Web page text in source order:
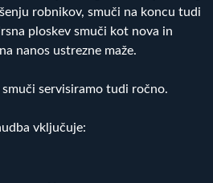
robnikov, smuči na koncu tudi
ploskev smuči kot nova in
nanos ustrezne maže.
smuči servisiramo tudi ročno.
vključuje: